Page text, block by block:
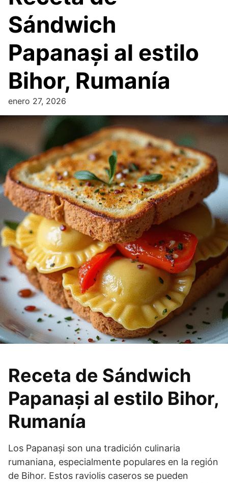
Sándwich
Papanași al estilo
Bihor, Rumanía
enero 27, 2026
Receta de Sándwich
Papanași al estilo Bihor,
Rumanía
Los Papanași son una tradición culinaria
rumaniana, especialmente populares en la región
de Bihor. Estos raviolis caseros se pueden